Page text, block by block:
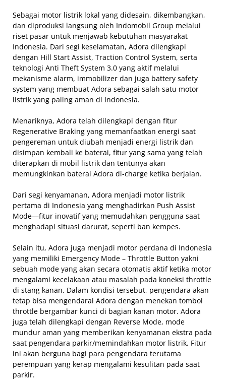
Sebagai motor listrik lokal yang didesain, dikembangkan,
dan diproduksi langsung oleh Indomobil Group melalui
riset pasar untuk menjawab kebutuhan masyarakat
Indonesia. Dari segi keselamatan, Adora dilengkapi
dengan Hill Start Assist, Traction Control System, serta
teknologi Anti Theft System 3.0 yang aktif melalui
mekanisme alarm, immobilizer dan juga battery safety
system yang membuat Adora sebagai salah satu motor
listrik yang paling aman di Indonesia.
Menariknya, Adora telah dilengkapi dengan fitur
Regenerative Braking yang memanfaatkan energi saat
pengereman untuk diubah menjadi energi listrik dan
disimpan kembali ke baterai, fitur yang sama yang telah
diterapkan di mobil listrik dan tentunya akan
memungkinkan baterai Adora di-charge ketika berjalan.
Dari segi kenyamanan, Adora menjadi motor listrik
pertama di Indonesia yang menghadirkan Push Assist
Mode—fitur inovatif yang memudahkan pengguna saat
menghadapi situasi darurat, seperti ban kempes.
Selain itu, Adora juga menjadi motor perdana di Indonesia
yang memiliki Emergency Mode – Throttle Button yakni
sebuah mode yang akan secara otomatis aktif ketika motor
mengalami kecelakaan atau masalah pada koneksi throttle
di stang kanan. Dalam kondisi tersebut, pengendara akan
tetap bisa mengendarai Adora dengan menekan tombol
throttle bergambar kunci di bagian kanan motor. Adora
juga telah dilengkapi dengan Reverse Mode, mode
mundur aman yang memberikan kenyamanan ekstra pada
saat pengendara parkir/memindahkan motor listrik. Fitur
ini akan berguna bagi para pengendara terutama
perempuan yang kerap mengalami kesulitan pada saat
parkir.